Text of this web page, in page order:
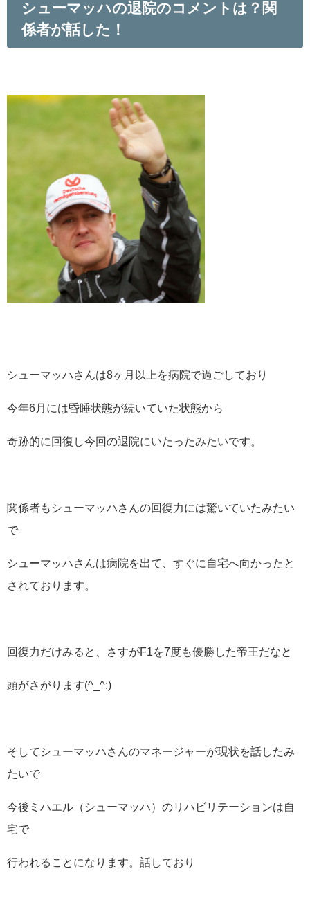
シューマッハの退院のコメントは？関
係者が話した！
シューマッハさんは8ヶ月以上を病院で過ごしており
今年6月には昏睡状態が続いていた状態から
奇跡的に回復し今回の退院にいたったみたいです。
関係者もシューマッハさんの回復力には驚いていたみたい
で
シューマッハさんは病院を出て、すぐに自宅へ向かったと
されております。
回復力だけみると、さすがF1を7度も優勝した帝王だなと
頭がさがります(^_^;)
そしてシューマッハさんのマネージャーが現状を話したみ
たいで
今後ミハエル（シューマッハ）のリハビリテーションは自
宅で
行われることになります。話しており